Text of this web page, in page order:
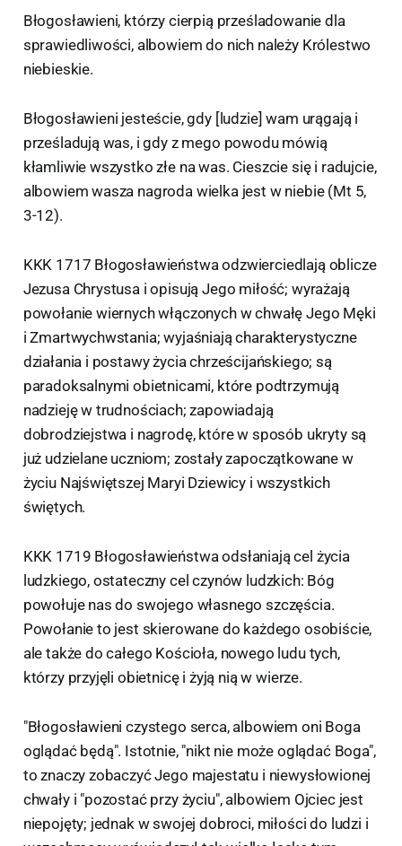
Błogosławieni, którzy cierpią prześladowanie dla
sprawiedliwości, albowiem do nich należy Królestwo
niebieskie.
Błogosławieni jesteście, gdy [ludzie] wam urągają i
prześladują was, i gdy z mego powodu mówią
kłamliwie wszystko złe na was. Cieszcie się i radujcie,
albowiem wasza nagroda wielka jest w niebie (Mt 5,
3-12).
KKK 1717 Błogosławieństwa odzwierciedlają oblicze
Jezusa Chrystusa i opisują Jego miłość; wyrażają
powołanie wiernych włączonych w chwałę Jego Męki
i Zmartwychwstania; wyjaśniają charakterystyczne
działania i postawy życia chrześcijańskiego; są
paradoksalnymi obietnicami, które podtrzymują
nadzieję w trudnościach; zapowiadają
dobrodziejstwa i nagrodę, które w sposób ukryty są
już udzielane uczniom; zostały zapoczątkowane w
życiu Najświętszej Maryi Dziewicy i wszystkich
świętych.
KKK 1719 Błogosławieństwa odsłaniają cel życia
ludzkiego, ostateczny cel czynów ludzkich: Bóg
powołuje nas do swojego własnego szczęścia.
Powołanie to jest skierowane do każdego osobiście,
ale także do całego Kościoła, nowego ludu tych,
którzy przyjęli obietnicę i żyją nią w wierze.
"Błogosławieni czystego serca, albowiem oni Boga
oglądać będą". Istotnie, "nikt nie może oglądać Boga",
to znaczy zobaczyć Jego majestatu i niewysłowionej
chwały i "pozostać przy życiu", albowiem Ojciec jest
niepojęty; jednak w swojej dobroci, miłości do ludzi i